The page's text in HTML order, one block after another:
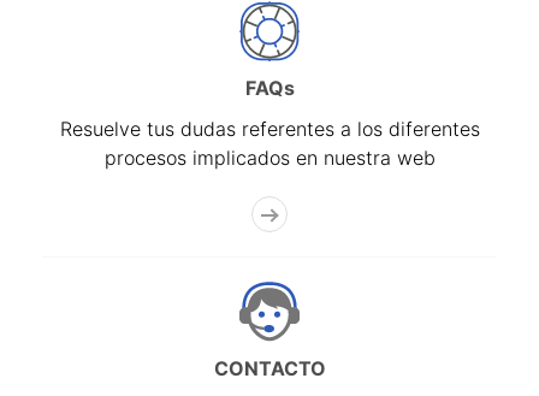
FAQs
Resuelve tus dudas referentes a los diferentes
procesos implicados en nuestra web
CONTACTO